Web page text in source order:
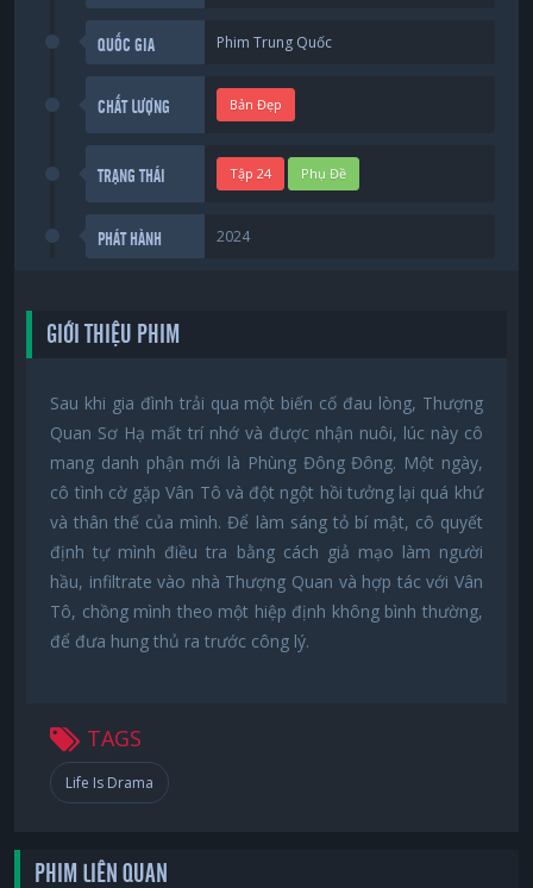
QUỐC GIA Phim Trung Quốc
CHẤT LƯỢNG Bản Đẹp
TRẠNG THÁI Tập 24 Phụ Đề
PHÁT HÀNH 2024
GIỚI THIỆU PHIM
Sau khi gia đình trải qua một biến cố đau lòng, Thượng
Quan Sơ Hạ mất trí nhớ và được nhận nuôi, lúc này cô
mang danh phận mới là Phùng Đông Đông. Một ngày,
cô tình cờ gặp Vân Tô và đột ngột hồi tưởng lại quá khứ
và thân thế của mình. Để làm sáng tỏ bí mật, cô quyết
định tự mình điều tra bằng cách giả mạo làm người
hầu, infiltrate vào nhà Thượng Quan và hợp tác với Vân
Tô, chồng mình theo một hiệp định không bình thường,
để đưa hung thủ ra trước công lý.
TAGS
Life Is Drama
PHIM LIÊN QUAN